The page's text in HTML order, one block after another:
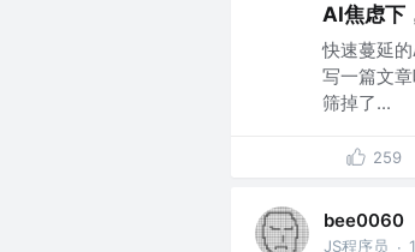
AI焦虑下
快速蔓延
写一篇文
筛掉了...
259
bee0060
JS程序员 ·